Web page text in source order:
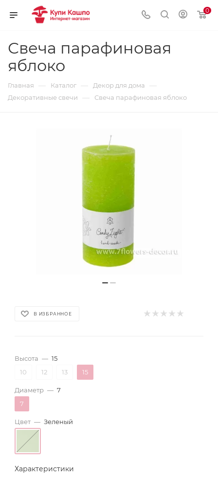
0
Свеча парафиновая
яблоко
Главная — Каталог — Декор для дома —
Декоративные свечи — Свеча парафиновая яблоко
В ИЗБРАННОЕ
Высота — 15
10
12 13 15
Диаметр — 7
7
Цвет — Зеленый
Характеристики